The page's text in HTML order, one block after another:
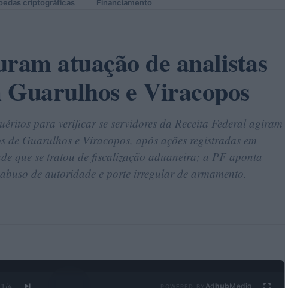
criptográficas Financiamento
atuação de analistas
Guarulhos e Viracopos
para verificar se servidores da Receita Federal agiram
de Guarulhos e Viracopos, após ações registradas em
que se tratou de fiscalização aduaneira; a PF aponta
de autoridade e porte irregular de armamento.
1 /4 Ad hubMedia